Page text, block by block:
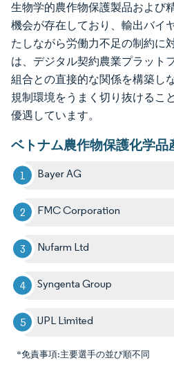
生物学的農作物保護製品および
機会が存在しており、輸出バイ
たしながら労働力不足の制約に
は、デジタル契約農業プラット
組合との直接的な関係を構築し
規制環境をうまく切り抜けるこ
優遇しています。
ベトナム農作物保護化学品
Bayer AG
FMC Corporation
Nufarm Ltd
Syngenta Group
UPL Limited
*免責事項:主要選手の並び順不同